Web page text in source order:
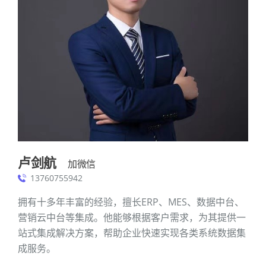
卢剑航 加微信
13760755942
拥有十多年丰富的经验，擅长ERP、MES、数据中台、
营销云中台等集成。他能够根据客户需求，为其提供一
站式集成解决方案，帮助企业快速实现各类系统数据集
成服务。